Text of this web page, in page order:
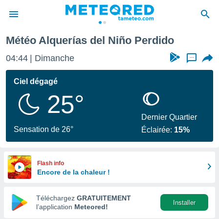
de
en
Météo Alquerías del Niño Perdido
04:44 Dimanche ...
Ciel dégagé
25°
Sensation de 26°
Dernier Quartier
Éclairée: 15%
Flash info
Encore de la chaleur !
Téléchargez GRATUITEMENT
l’application Meteored!
Installer